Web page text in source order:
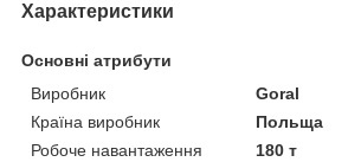
Характеристики
Основні атрибути
Виробник
Goral
Країна виробник
Польща
Робоче навантаження
180 т